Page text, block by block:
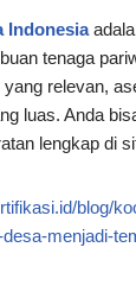
Indonesia
tenaga
relevan,
luas. Anda
lengkap di
blog/
menjadi-